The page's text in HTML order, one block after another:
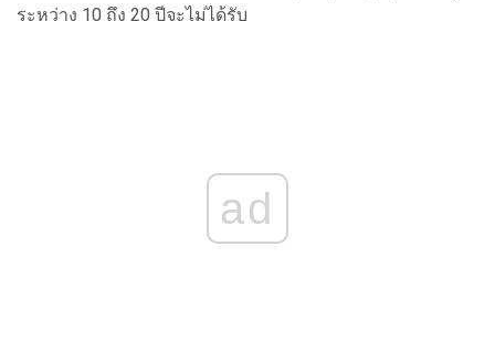
ระหว่าง 10 ถึง 20 ปีจะไม่ได้รับ
ad